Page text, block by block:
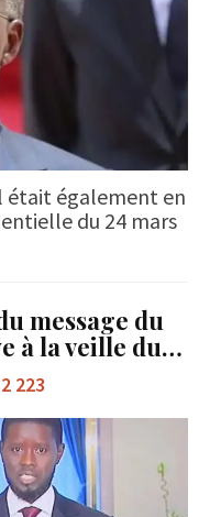
était également en
du 24 mars
message du
à la veille du…
2 223